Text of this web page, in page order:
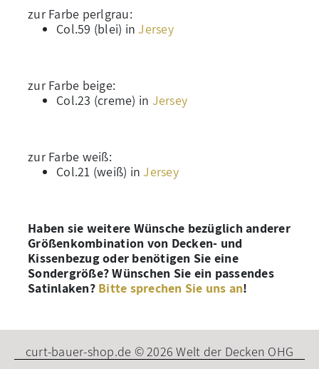
zur Farbe perlgrau:
Col.59 (blei) inJersey
zur Farbe beige:
Col.23 (creme) in Jersey
zur Farbe weiß:
Col.21 (weiß) inJersey
Haben sie weitere Wünsche bezüglich anderer
Größenkombination von Decken- und
Kissenbezug oder benötigen Sie eine
Sondergröße? Wünschen Sie ein passendes
Satinlaken? Bitte sprechen Sie uns an!
curt-bauer-shop.de © 2026 Welt der Decken OHG